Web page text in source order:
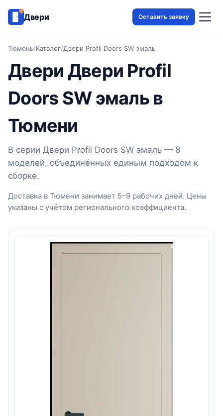
Двери Оставить заявку
Тюмень/Каталог/Двери Profil Doors SW эмаль
Двери Двери Profil
Doors SW эмаль в
Тюмени
В серии Двери Profil Doors SW эмаль — 8
моделей, объединённых единым подходом к
сборке.
Доставка в Тюмени занимает 5–9 рабочих дней. Цены
указаны с учётом регионального коэффициента.